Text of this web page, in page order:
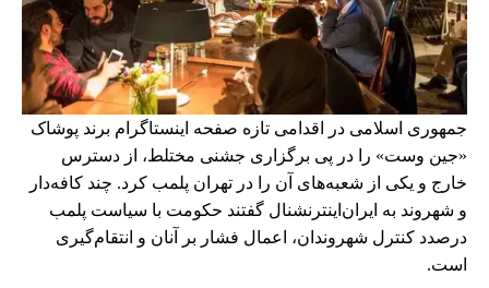
جمهوری اسلامی در اقدامی تازه صفحه اینستاگرام برند پوشاک
«جین وست» را در پی برگزاری جشنی مختلط، از دسترس
خارج و یکی از شعبه‌های آن را در تهران پلمب کرد. چند کافه‌‌دار
و شهروند به ایران‌اینترنشنال گفتند حکومت با سیاست پلمب
درصدد کنترل شهروندان، اعمال فشار بر آنان و انتقام‌گیری
است.